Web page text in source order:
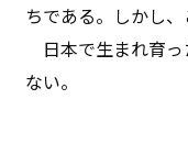
ちである。しかし、
日本で生まれ育
ない。